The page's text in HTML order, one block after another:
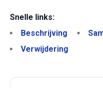
Snelle links:
Beschrijving
Verwijdering